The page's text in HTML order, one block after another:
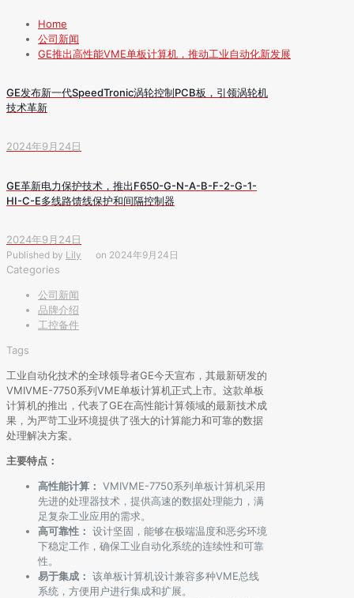
Home
公司新闻
GE推出高性能VME单板计算机，推动工业自动化新发展
GE发布新一代SpeedTronic涡轮控制PCB板，引领涡轮机
技术革新
2024年9月24日
GE革新电力保护技术，推出F650-G-N-A-B-F-2-G-1-
HI-C-E多线路馈线保护和间隔控制器
2024年9月24日
Published by Lily on 2024年9月24日
Categories
公司新闻
品牌介绍
工控备件
Tags
工业自动化技术的全球领导者GE今天宣布，其最新研发的
VMIVME-7750系列VME单板计算机正式上市。这款单板
计算机的推出，代表了GE在高性能计算领域的最新技术成
果，为严苛工业环境提供了强大的计算能力和可靠的数据
处理解决方案。
主要特点：
高性能计算： VMIVME-7750系列单板计算机采用
先进的处理器技术，提供高速的数据处理能力，满
足复杂工业应用的需求。
高可靠性： 设计坚固，能够在极端温度和恶劣环境
下稳定工作，确保工业自动化系统的连续性和可靠
性。
易于集成： 该单板计算机设计兼容多种VME总线
系统，方便用户进行集成和扩展。